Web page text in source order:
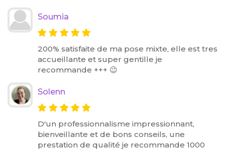
Soumia
200% satisfaite de ma pose mixte, elle est tres
accueillante et super gentille je
recommande +++ 😉
Solenn
D'un professionnalisme impressionnant,
bienveillante et de bons conseils, une
prestation de qualité je recommande 1000